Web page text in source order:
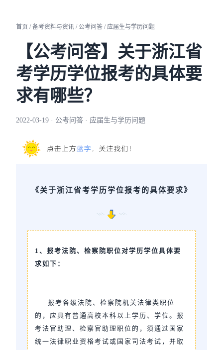
首页 / 备考资料与资讯 / 公考问答 / 应届生与学历问题
【公考问答】关于浙江省
考学历学位报考的具体要
求有哪些？
2022-03-19 · 公考问答 · 应届生与学历问题
《关于浙江省考学历学位报考的具体要求》
1、报考法院、检察院职位对学历学位具体要
求如下：
报考各级法院、检察院机关法律类职位
的，应具有普通高校本科以上学历、学位。报
考法官助理、检察官助理职位的，须通过国家
统一法律职业资格考试或国家司法考试，并取